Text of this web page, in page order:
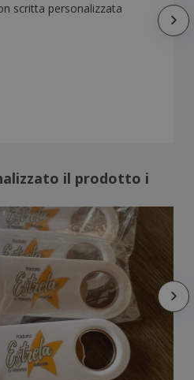
scritta personalizzata
il prodotto i